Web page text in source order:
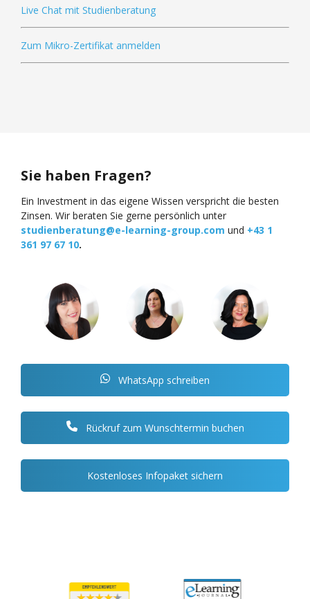
Live Chat mit Studienberatung
Zum Mikro-Zertifikat anmelden
Sie haben Fragen?
Ein Investment in das eigene Wissen verspricht die besten
Zinsen. Wir beraten Sie gerne persönlich unter
studienberatung@e-learning-group.com und +43 1
361 97 67 10.
WhatsApp schreiben
Rückruf zum Wunschtermin buchen
Kostenloses Infopaket sichern